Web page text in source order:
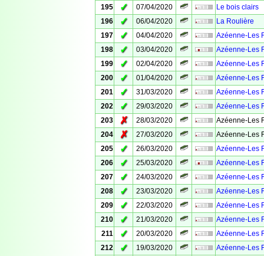
195
✓ 07/04/2020
Le bois clairs
196
✓ 06/04/2020
La Roulière
197
✓ 04/04/2020
Azéenne-Les
198
✓ 03/04/2020
Azéenne-Les
199
✓ 02/04/2020
Azéenne-Les
200
✓ 01/04/2020
Azéenne-Les
201
✓ 31/03/2020
Azéenne-Les
202
✓ 29/03/2020
Azéenne-Les
203
✗ 28/03/2020
Azéenne-Les
204
✗ 27/03/2020
Azéenne-Les
205
✓ 26/03/2020
Azéenne-Les
206
✓ 25/03/2020
Azéenne-Les
207
✓ 24/03/2020
Azéenne-Les
208
✓ 23/03/2020
Azéenne-Les
209
✓ 22/03/2020
Azéenne-Les
210
✓ 21/03/2020
Azéenne-Les
211
✓ 20/03/2020
Azéenne-Les
212
✓ 19/03/2020
Azéenne-Les